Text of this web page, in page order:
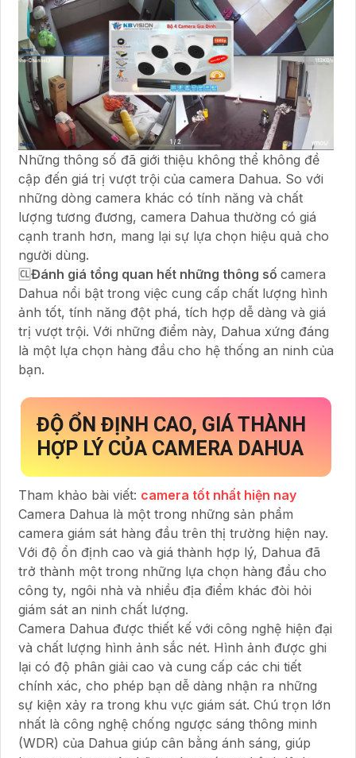
Những thông số đã giới thiệu không thể không đề
cập đến giá trị vượt trội của camera Dahua. So với
những dòng camera khác có tính năng và chất
lượng tương đương, camera Dahua thường có giá
cạnh tranh hơn, mang lại sự lựa chọn hiệu quả cho
người dùng.
🆑Đánh giá tổng quan hết những thông số camera
Dahua nổi bật trong việc cung cấp chất lượng hình
ảnh tốt, tính năng đột phá, tích hợp dễ dàng và giá
trị vượt trội. Với những điểm này, Dahua xứng đáng
là một lựa chọn hàng đầu cho hệ thống an ninh của
bạn.
ĐỘ ỔN ĐỊNH CAO, GIÁ THÀNH
HỢP LÝ CỦA CAMERA DAHUA
Tham khảo bài viết: camera tốt nhất hiện nay
Camera Dahua là một trong những sản phẩm
camera giám sát hàng đầu trên thị trường hiện nay.
Với độ ổn định cao và giá thành hợp lý, Dahua đã
trở thành một trong những lựa chọn hàng đầu cho
công ty, ngôi nhà và nhiều địa điểm khác đòi hỏi
giám sát an ninh chất lượng.
Camera Dahua được thiết kế với công nghệ hiện đại
và chất lượng hình ảnh sắc nét. Hình ảnh được ghi
lại có độ phân giải cao và cung cấp các chi tiết
chính xác, cho phép bạn dễ dàng nhận ra những
sự kiện xảy ra trong khu vực giám sát. Chú trọn lớn
nhất là công nghệ chống ngược sáng thông minh
(WDR) của Dahua giúp cân bằng ánh sáng, giúp